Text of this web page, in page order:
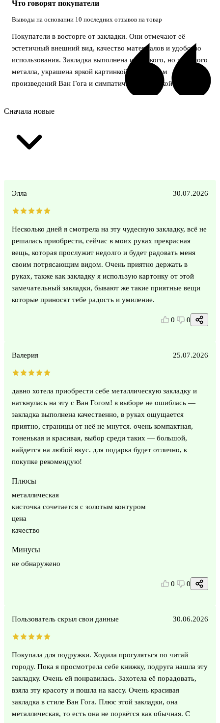
Что говорят покупатели
Выводы на основании 10 последних отзывов на товар
Покупатели в восторге от закладки. Они отмечают её
эстетичный внешний вид, качество материалов и удобство
использования. Закладка выполнена из тонкого, но прочного
металла, украшена яркой картинкой по мотивам
произведений Ван Гога и симпатичной кисточкой.
Сначала новые
Элла 30.07.2026
Несколько дней я смотрела на эту чудесную закладку, всё не
решалась приобрести, сейчас в моих руках прекрасная
вещь, которая прослужит недолго и будет радовать меня
своим потрясающим видом. Очень приятно держать в
руках, также как закладку я использую картонку от этой
замечательный закладки, бывают же такие приятные вещи
которые приносят тебе радость и умиление.
0 0
Валерия 25.07.2026
давно хотела приобрести себе металлическую закладку и
наткнулась на эту с Ван Гогом! в выборе не ошиблась —
закладка выполнена качественно, в руках ощущается
приятно, страницы от неё не мнутся. очень компактная,
тоненькая и красивая, выбор среди таких — большой,
найдется на любой вкус. для подарка будет отлично, к
покупке рекомендую!
Плюсы
металлическая
кисточка сочетается с золотым контуром
цена
качество
Минусы
не обнаружено
0 0
Пользователь скрыл свои данные 30.06.2026
Покупала для подружки. Ходила прогуляться по читай
городу. Пока я просмотрела себе книжку, подруга нашла эту
закладку. Очень ей понравилась. Захотела её порадовать,
взяла эту красоту и пошла на кассу. Очень красивая
закладка в стиле Ван Гога. Плюс этой закладки, она
металлическая, то есть она не порвётся как обычная. С